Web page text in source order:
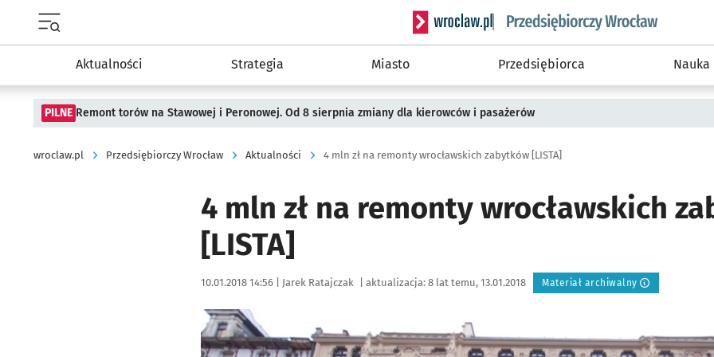
Serwis informacyjny wroclaw.pl podserwis:
Aktualności Strategia Miasto Przedsiębiorca Nauka
PILNE Remont torów na Stawowej i Peronowej. Od 8 sierpnia zmiany dla kierowców i pasażerów
wroclaw.pl Przedsiębiorczy Wrocław Aktualności 4 mln zł na remonty wrocławskich zabytków [LISTA]
4 mln zł na remonty wrocławskich
[LISTA]
Data publikacji:
10.01.2018 14:56 | Autor:
Jarek Ratajczak aktualizacja: 8 lat temu, 13.01.2018 Materiał archiwalny
Kliknij, aby powiększyć